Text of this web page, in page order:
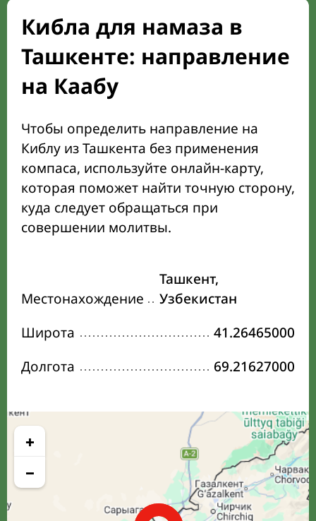
Кибла для намаза в
Ташкенте: направление
на Каабу
Чтобы определить направление на
Киблу из Ташкента без применения
компаса, используйте онлайн-карту,
которая поможет найти точную сторону,
куда следует обращаться при
совершении молитвы.
Местонахождение
Ташкент,
Узбекистан
Широта
41.26465000
Долгота
69.21627000
+
−